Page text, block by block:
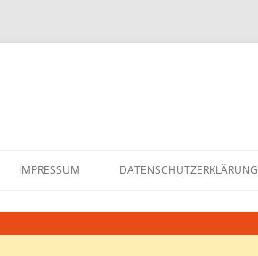
IMPRESSUM DATENSCHUTZERKLÄRUNG